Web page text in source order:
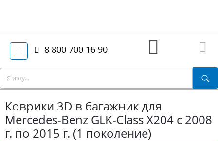
8 800 700 16 90
Коврики 3D в багажник для
Mercedes-Benz GLK-Class X204 с 2008
г. по 2015 г. (1 поколение)